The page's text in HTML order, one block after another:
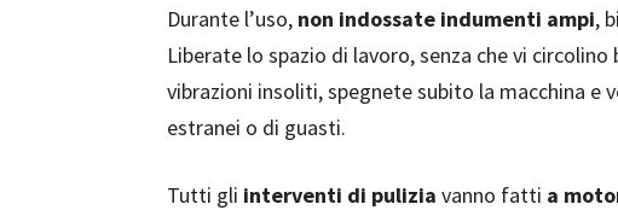
Durante l’uso, non indossate indumenti ampi,
Liberate lo spazio di lavoro, senza che vi
vibrazioni insoliti, spegnete subito la macchina e
estranei o di guasti.
Tutti gli interventi di pulizia vanno fatti a